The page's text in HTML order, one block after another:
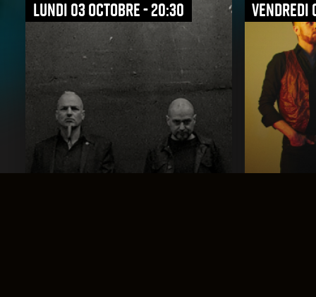
lundi 03 octobre - 20:30 vendredi